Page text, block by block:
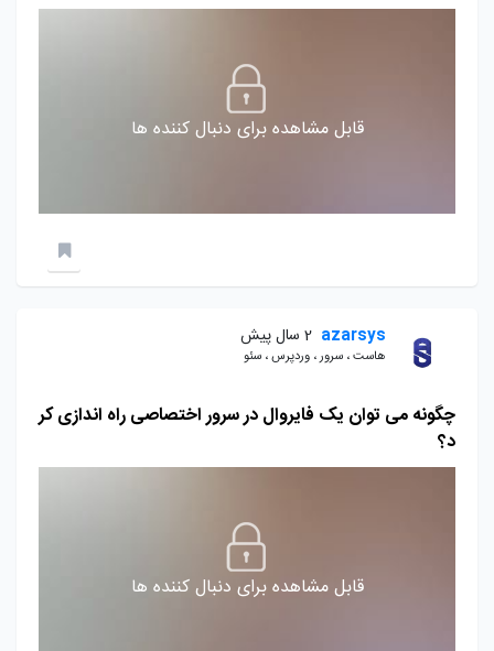
قابل مشاهده برای دنبال کننده ها
azarsys 2 سال پیش
هاست ، سرور ، وردپرس ، سئو
چگونه می توان یک فایروال در سرور اختصاصی راه اندازی کر
د؟
قابل مشاهده برای دنبال کننده ها